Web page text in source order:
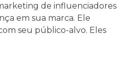
de influenciadores
em sua marca. Ele
seu público-alvo. Eles